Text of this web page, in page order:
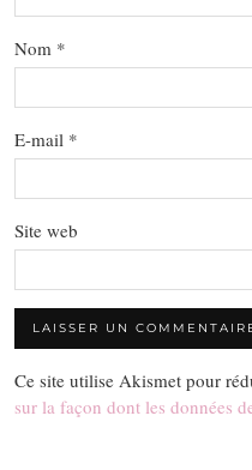
Nom *
E-mail *
Site web
Ce site utilise Akismet pour
sur la façon dont les données